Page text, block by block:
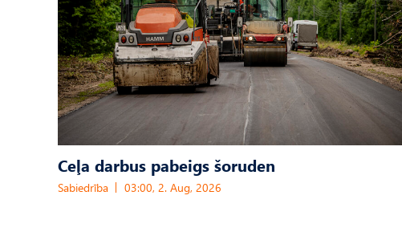
Ceļa darbus pabeigs šoruden
Sabiedrība 03:00, 2. Aug, 2026